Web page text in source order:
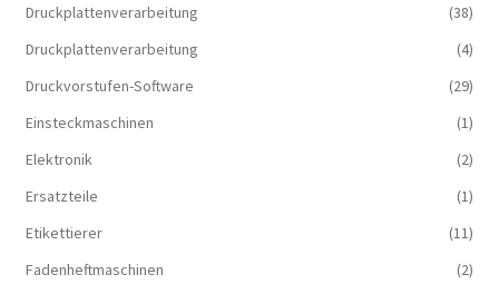
Druckplattenverarbeitung
(38)
Druckplattenverarbeitung
(4)
Druckvorstufen-Software
(29)
Einsteckmaschinen
(1)
Elektronik
(2)
Ersatzteile
(1)
Etikettierer
(11)
Fadenheftmaschinen
(2)